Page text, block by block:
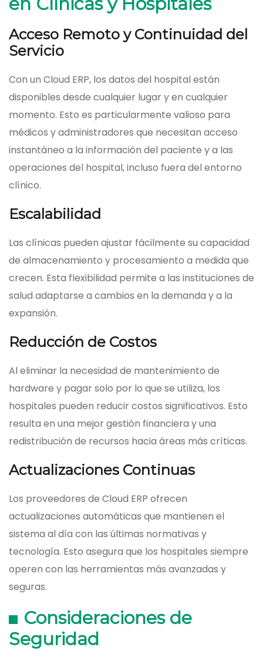
Acceso Remoto y Continuidad del
Servicio
Con un Cloud ERP, los datos del hospital están
disponibles desde cualquier lugar y en cualquier
momento. Esto es particularmente valioso para
médicos y administradores que necesitan acceso
instantáneo a la información del paciente y a las
operaciones del hospital, incluso fuera del entorno
clínico.
Escalabilidad
Las clínicas pueden ajustar fácilmente su capacidad
de almacenamiento y procesamiento a medida que
crecen. Esta flexibilidad permite a las instituciones de
salud adaptarse a cambios en la demanda y a la
expansión.
Reducción de Costos
Al eliminar la necesidad de mantenimiento de
hardware y pagar solo por lo que se utiliza, los
hospitales pueden reducir costos significativos. Esto
resulta en una mejor gestión financiera y una
redistribución de recursos hacia áreas más críticas.
Actualizaciones Continuas
Los proveedores de Cloud ERP ofrecen
actualizaciones automáticas que mantienen el
sistema al día con las últimas normativas y
tecnología. Esto asegura que los hospitales siempre
operen con las herramientas más avanzadas y
seguras.
Consideraciones de
Seguridad